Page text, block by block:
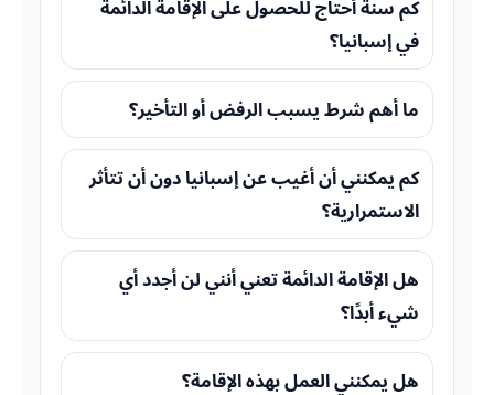
كم سنة أحتاج للحصول على الإقامة الدائمة
في إسبانيا؟
ما أهم شرط يسبب الرفض أو التأخير؟
كم يمكنني أن أغيب عن إسبانيا دون أن تتأثر
الاستمرارية؟
هل الإقامة الدائمة تعني أنني لن أجدد أي
شيء أبدًا؟
هل يمكنني العمل بهذه الإقامة؟